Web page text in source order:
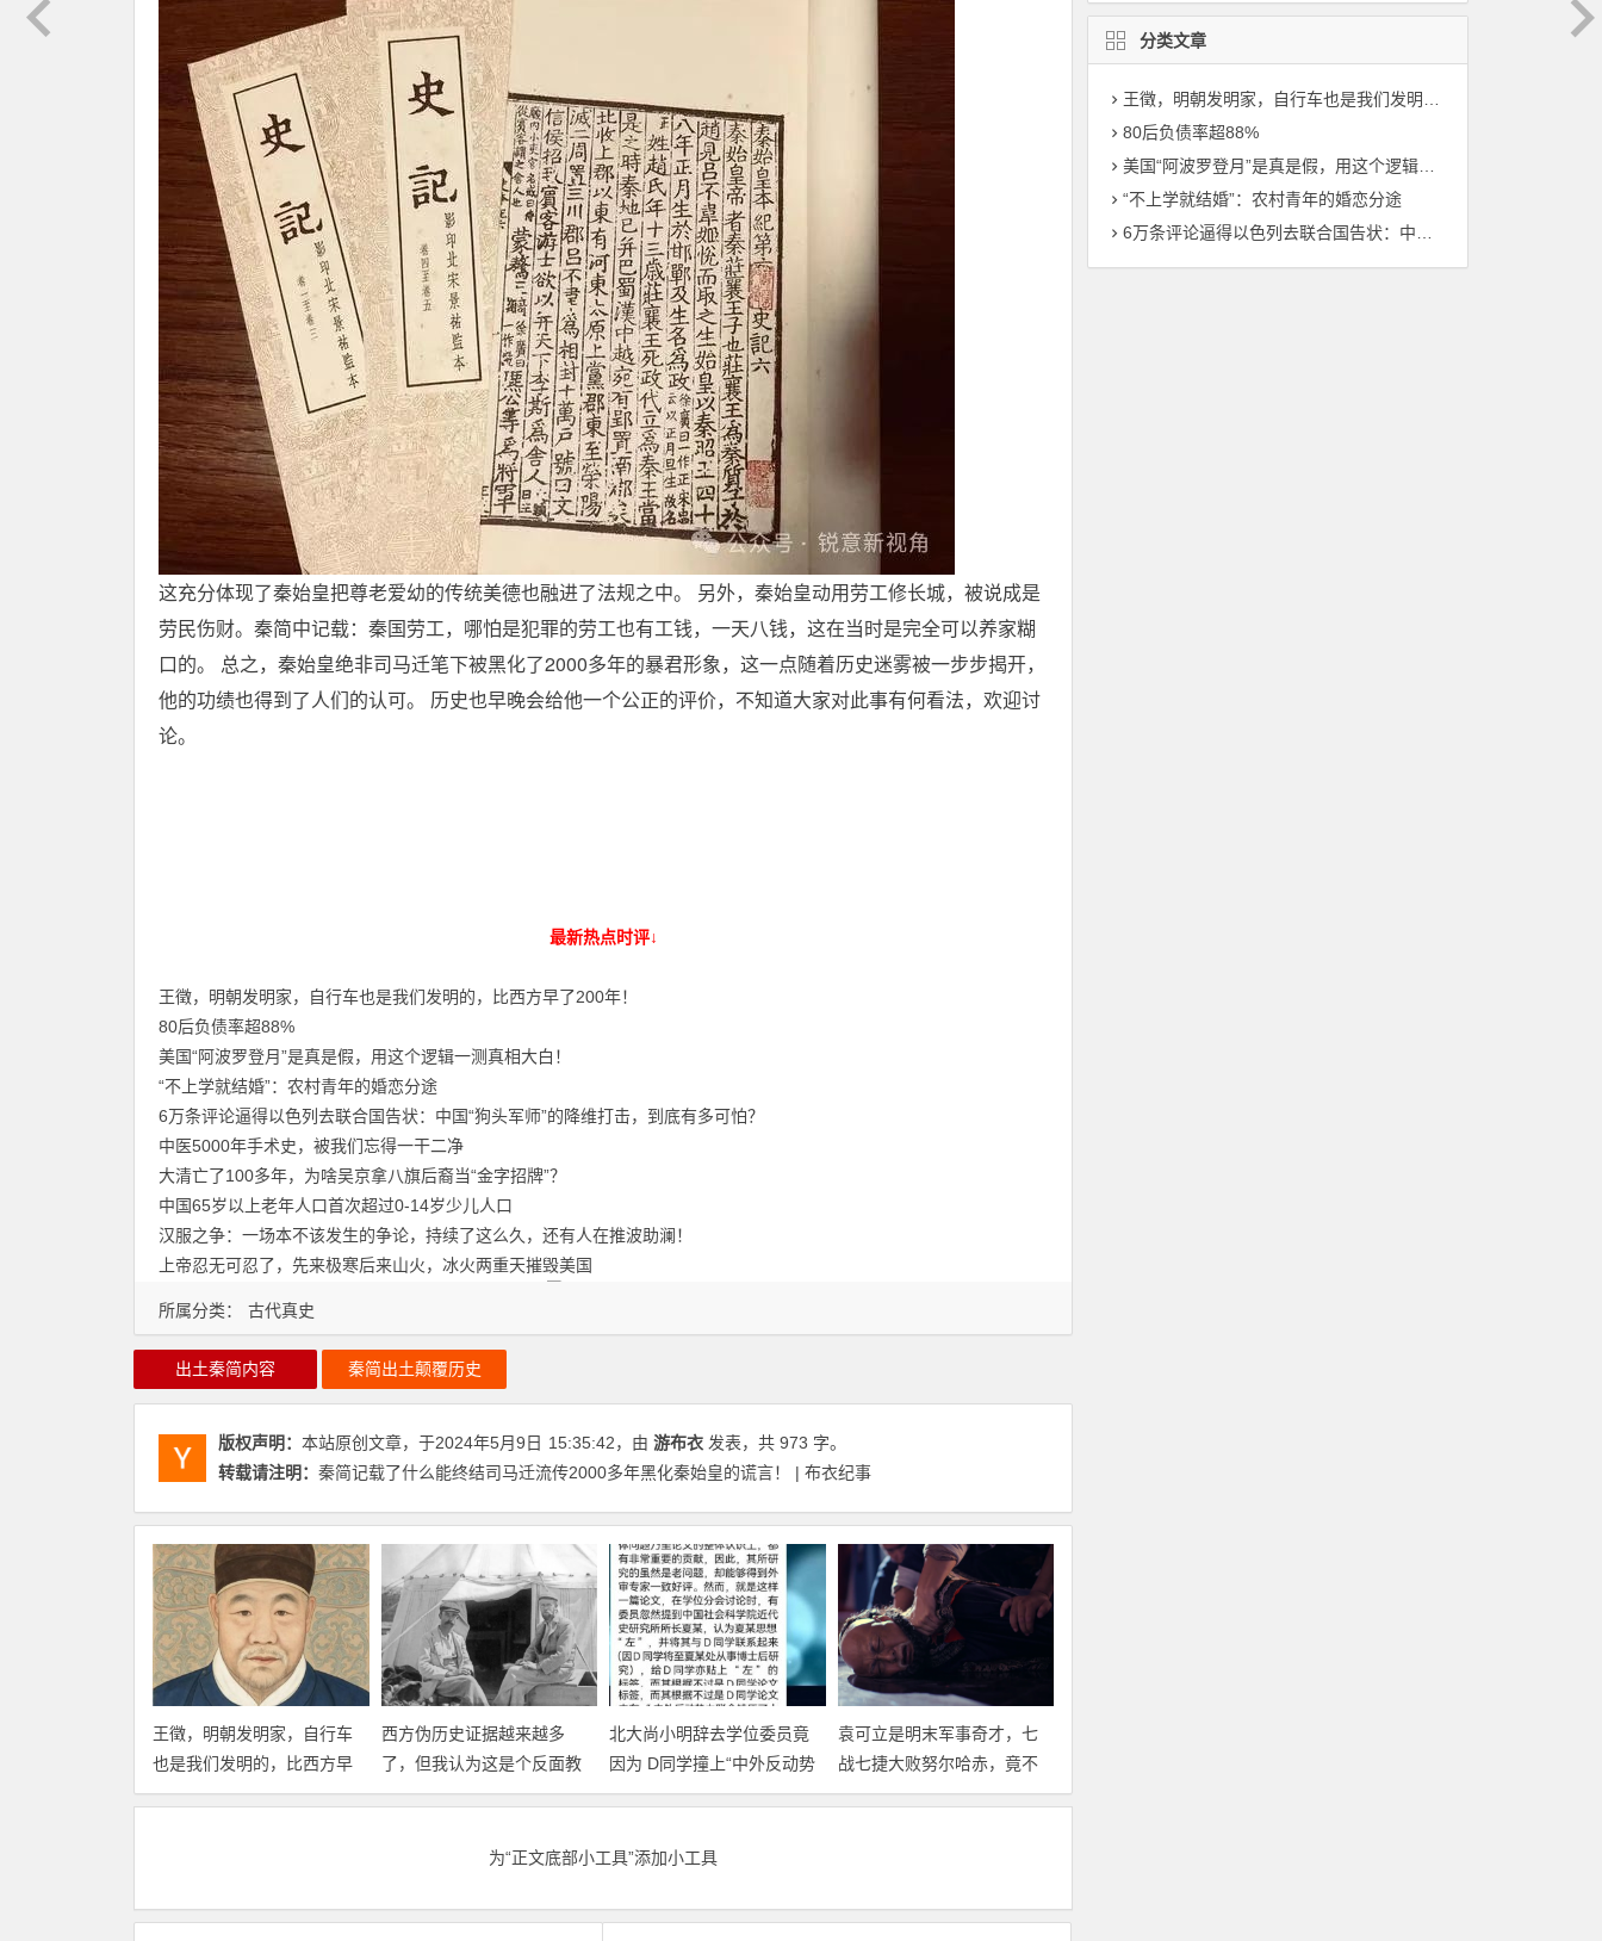
所属分类： 古代真史
这充分体现了秦始皇把尊老爱幼的传统美德也融进了法规之中。 另外，秦始皇动用劳工修长城，被说成是
劳民伤财。秦简中记载：秦国劳工，哪怕是犯罪的劳工也有工钱，一天八钱，这在当时是完全可以养家糊
口的。 总之，秦始皇绝非司马迁笔下被黑化了2000多年的暴君形象，这一点随着历史迷雾被一步步揭开，
他的功绩也得到了人们的认可。 历史也早晚会给他一个公正的评价，不知道大家对此事有何看法，欢迎讨
论。
最新热点时评↓
王徵，明朝发明家，自行车也是我们发明的，比西方早了200年！
80后负债率超88%
美国“阿波罗登月”是真是假，用这个逻辑一测真相大白！
“不上学就结婚”：农村青年的婚恋分途
6万条评论逼得以色列去联合国告状：中国“狗头军师”的降维打击，到底有多可怕？
中医5000年手术史，被我们忘得一干二净
大清亡了100多年，为啥吴京拿八旗后裔当“金字招牌”？
中国65岁以上老年人口首次超过0-14岁少儿人口
汉服之争：一场本不该发生的争论，持续了这么久，还有人在推波助澜！
上帝忍无可忍了，先来极寒后来山火，冰火两重天摧毁美国
出土秦简内容 秦简出土颠覆历史
版权声明： 本站原创文章，于2024年5月9日 15:35:42，由 游布衣 发表，共 973 字。
转载请注明： 秦简记载了什么能终结司马迁流传2000多年黑化秦始皇的谎言！ | 布衣纪事
王徵，明朝发明家，自行车
也是我们发明的，比西方早
了200年！
西方伪历史证据越来越多
了，但我认为这是个反面教
材要以“万物并存”待之！
北大尚小明辞去学位委员竟
因为 D同学撞上“中外反动势
力”！
袁可立是明末军事奇才，七
战七捷大败努尔哈赤，竟不
为人知！
为“正文底部小工具”添加小工具
分类文章
王徵，明朝发明家，自行车也是我们发明的，比西方早了200年！
80后负债率超88%
美国“阿波罗登月”是真是假，用这个逻辑一测真相大白！
“不上学就结婚”：农村青年的婚恋分途
6万条评论逼得以色列去联合国告状：中国“狗头军师”的降维打击，到底有多可怕？